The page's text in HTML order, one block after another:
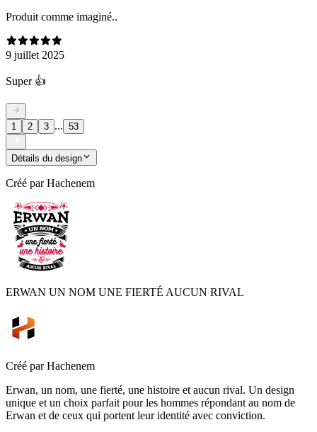
Produit comme imaginé..
9 juillet 2025
Super 👍
1 2 3 ... 53
Détails du design
Créé par Hachenem
ERWAN UN NOM UNE FIERTÉ AUCUN RIVAL
Créé par Hachenem
Erwan, un nom, une fierté, une histoire et aucun rival. Un design
unique et un choix parfait pour les hommes répondant au nom de
Erwan et de ceux qui portent leur identité avec conviction.